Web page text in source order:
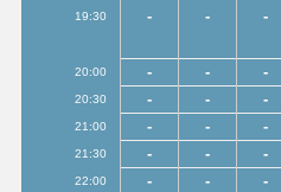
19:30 - - -
20:00 - - -
20:30 - - -
21:00 - - -
21:30 - - -
22:00 - - -